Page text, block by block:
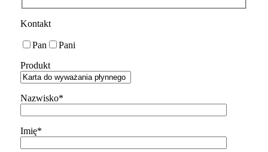
Kontakt
Pan
Pani
Produkt
Nazwisko*
Imię*